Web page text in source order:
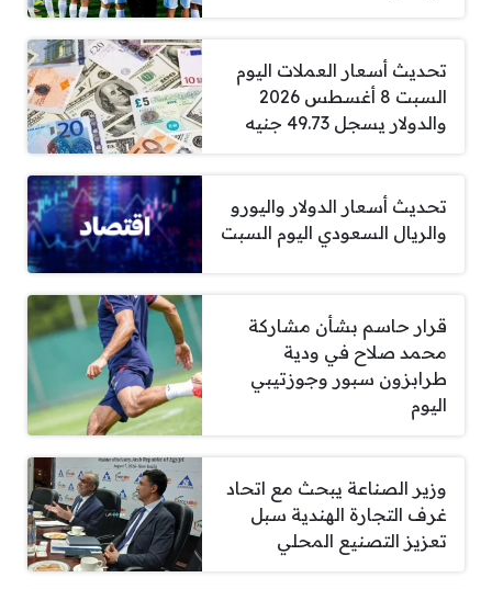
تحديث أسعار العملات اليوم
السبت 8 أغسطس 2026
والدولار يسجل 49.73 جنيه
تحديث أسعار الدولار واليورو
والريال السعودي اليوم السبت
قرار حاسم بشأن مشاركة
محمد صلاح في ودية
طرابزون سبور وجوزتيبي
اليوم
وزير الصناعة يبحث مع اتحاد
غرف التجارة الهندية سبل
تعزيز التصنيع المحلي